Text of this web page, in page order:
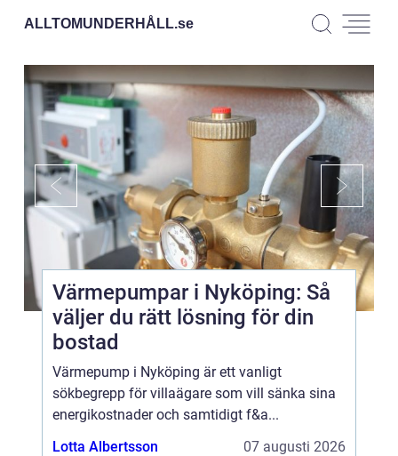
ALLTOMUNDERHÅLL.se
Värmepumpar i Nyköping: Så
väljer du rätt lösning för din
bostad
Värmepump i Nyköping är ett vanligt
sökbegrepp för villaägare som vill sänka sina
energikostnader och samtidigt f&a...
Lotta Albertsson
07 augusti 2026